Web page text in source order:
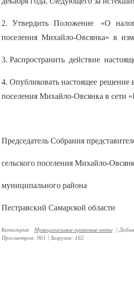
2. Утвердить Положение «О
поселения Михайло-Овсянка» в
3. Распространить действие
4. Опубликовать настоящее решение
поселения Михайло-Овсянка в сети
Председатель Собрания
сельского поселения Михайло-
муниципального района
Пестравский Самарской
Категория: Муниципальные правовые акты |
Просмотров: 961 | Загрузок: 162